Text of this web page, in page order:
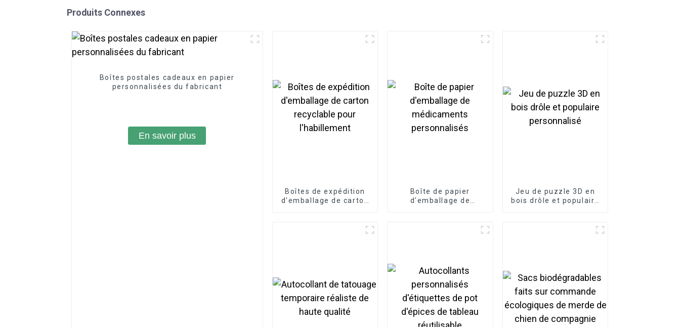
Produits Connexes
Boîtes postales cadeaux en papier
personnalisées du fabricant
En savoir plus
Boîtes de expédition
d'emballage de carton
Boîte de papier
d'emballage de
Jeu de puzzle 3D en
bois drôle et populaire